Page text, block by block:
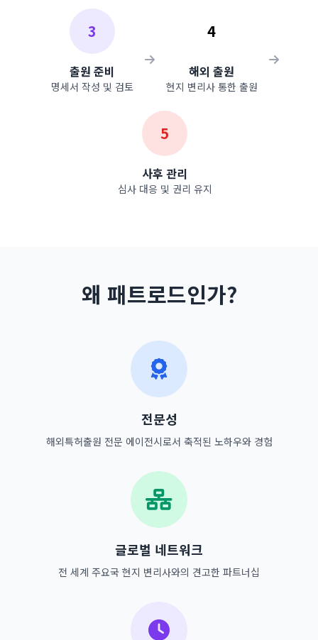
3
출원 준비
명세서 작성 및 검토
4
해외 출원
현지 변리사 통한 출원
5
사후 관리
심사 대응 및 권리 유지
왜 패트로드인가?
전문성
해외특허출원 전문 에이전시로서 축적된 노하우와 경험
글로벌 네트워크
전 세계 주요국 현지 변리사와의 견고한 파트너십